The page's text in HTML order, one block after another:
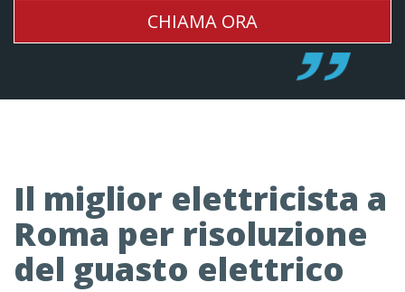
CHIAMA ORA
Il miglior elettricista a
Roma per risoluzione
del guasto elettrico